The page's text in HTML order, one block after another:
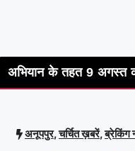
9 अगस्त को जिला
अनूपपुर,चर्चित ख़बरें,ब्रेकिंग